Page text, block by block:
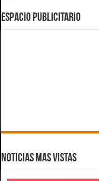
ESPACIO PUBLICITARIO
Noticias Mas Vistas